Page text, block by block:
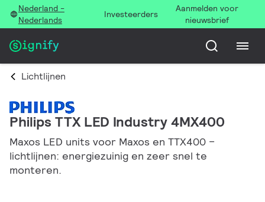
Nederland -
Nederlands
Investeerders
Aanmelden voor
nieuwsbrief
Lichtlijnen
Philips TTX LED Industry 4MX400
Maxos LED units voor Maxos en TTX400 –
lichtlijnen: energiezuinig en zeer snel te
monteren.